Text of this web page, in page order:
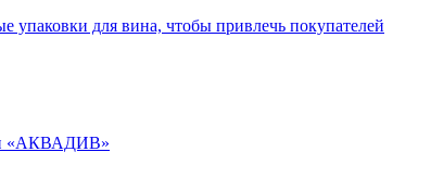
упаковки для вина, чтобы привлечь покупателей
«АКВАДИВ»